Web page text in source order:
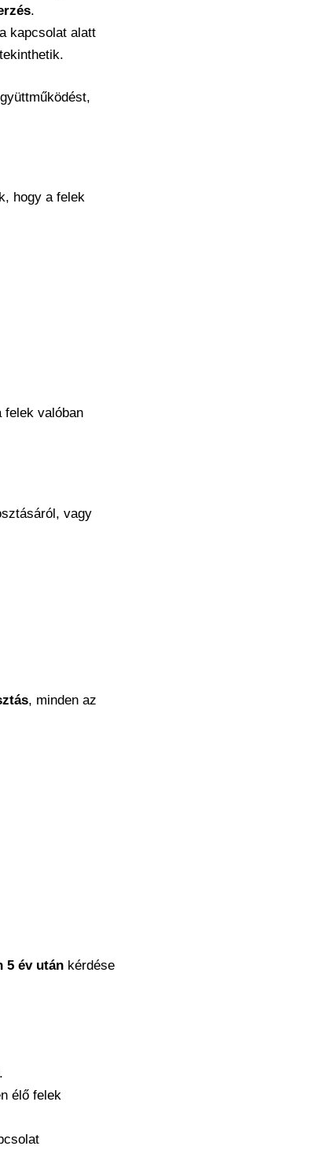
.
kapcsolat alatt
hogy a felek
felek valóban
, vagy
, minden az
5 év után kérdése
élő felek